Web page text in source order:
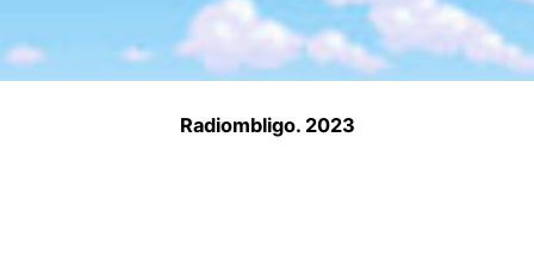
Radiombligo. 2023